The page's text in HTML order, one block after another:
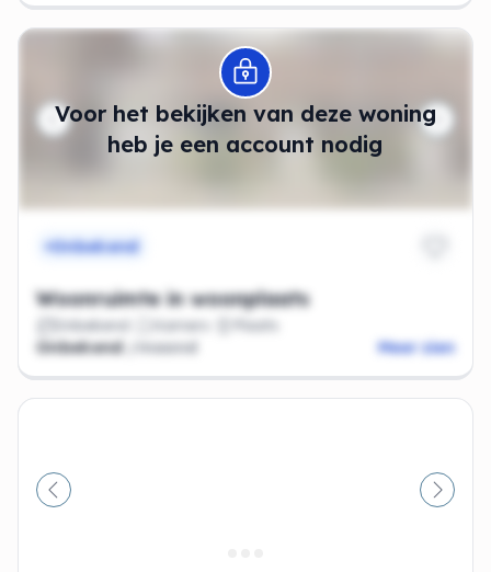
Voor het bekijken van deze woning
heb je een account nodig
Modal openen
Onbekend
Woonruimte in woonplaats
Onbekend Kamers
Plaats
Onbekend
/maand Meer zien
Vorige